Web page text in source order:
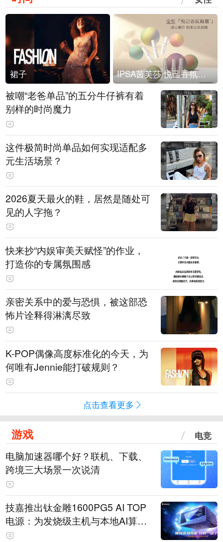
裙子 IPSA茵芙莎 悦己香氛凝露上市
被嘲“老爸单品”的五分牛仔裤有着
别样的时尚魔力
这件极简时尚单品如何实现适配多
元生活场景？
2026夏天最火的鞋，居然是随处可
见的人字拖？
快来抄“内娱审美天赋怪”的作业，
打造你的专属氛围感
亲密关系中的爱与恐惧，被这部恐
怖片诠释得淋漓尽致
K-POP偶像高度标准化的今天，为
何唯有Jennie能打破规则？
点击查看更多
游戏 电竞
电脑加速器哪个好？联机、下载、
跨境三大场景一次说清
技嘉推出钛金雕1600PG5 AI TOP
电源：为发烧级主机与本地AI算力
打造旗舰供电方案